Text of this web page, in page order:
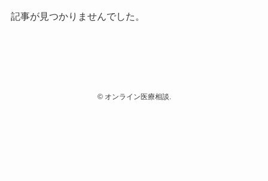
記事が見つかりませんでした。
©オンライン医療相談.